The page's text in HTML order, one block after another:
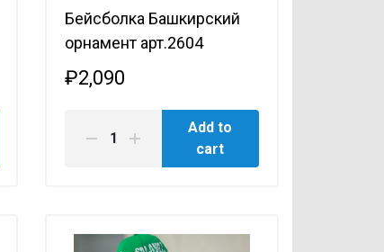
Бейсболка Башкирский
орнамент арт.2604
₽2,090
Add to
cart